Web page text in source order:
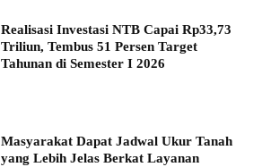
Realisasi Investasi NTB Capai Rp33,73
Triliun, Tembus 51 Persen Target
Tahunan di Semester I 2026
Masyarakat Dapat Jadwal Ukur Tanah
yang Lebih Jelas Berkat Layanan